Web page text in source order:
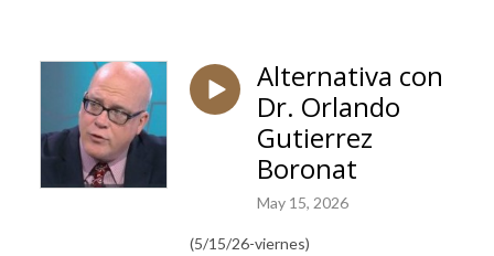
Alternativa con
Dr. Orlando
Gutierrez
Boronat
May 15, 2026
(5/15/26-viernes)